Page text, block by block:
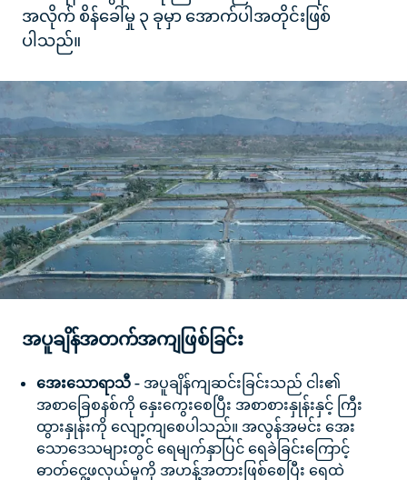
အလိုက် စိန်ခေါ်မှု ၃ ခုမှာ အောက်ပါအတိုင်းဖြစ်
ပါသည်။
အပူချိန်အတက်အကျဖြစ်ခြင်း
အေးသောရာသီ - အပူချိန်ကျဆင်းခြင်းသည် ငါး၏
အစာခြေစနစ်ကို နှေးကွေးစေပြီး အစာစားနှုန်းနှင့် ကြီး
ထွားနှုန်းကို လျော့ကျစေပါသည်။ အလွန်အမင်း အေး
သောဒေသများတွင် ရေမျက်နှာပြင် ရေခဲခြင်းကြောင့်
ဓာတ်ငွေ့ဖလှယ်မှုကို အဟန့်အတားဖြစ်စေပြီး ရေထဲ